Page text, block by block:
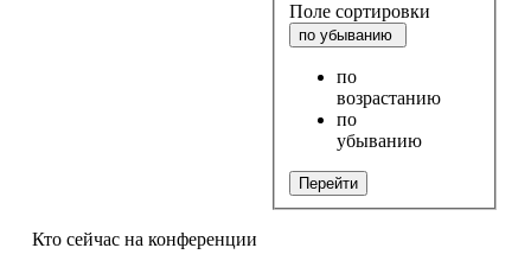
Поле сортировки
по убыванию
по
возрастанию
по
убыванию
Перейти
Кто сейчас на конференции